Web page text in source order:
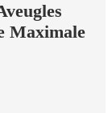
Maximale